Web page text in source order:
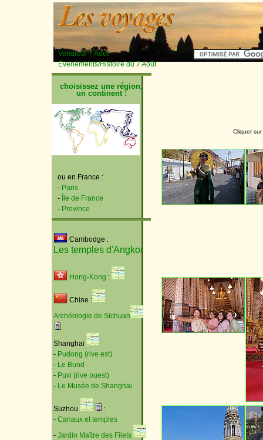
Vendredi 7 Août
Événements/Histoire du 7 Août
choisissez une région,
un continent :
ou en France :
- Paris
-
Île de France
- Province
Cambodge :
Les temples d'Angkor
Hong-Kong :
Chine :
Archéologie de Sichuan
Shanghai
- Pudong (rive est)
- Le Bund
- Puxi (rive ouest)
- Le Musée de Shanghai
Suzhou
:
- Canaux et temples
- Jardin Maître des Filets
Cliquer